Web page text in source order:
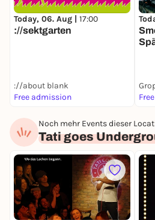
Today, 06. Aug | 17:00
://sektgarten
://about blank
Free admission
Noch mehr Events dieser
Tati goes